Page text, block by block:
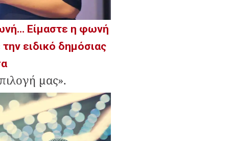
Είμαστε η φωνή
ειδικό δημόσιας
μας».